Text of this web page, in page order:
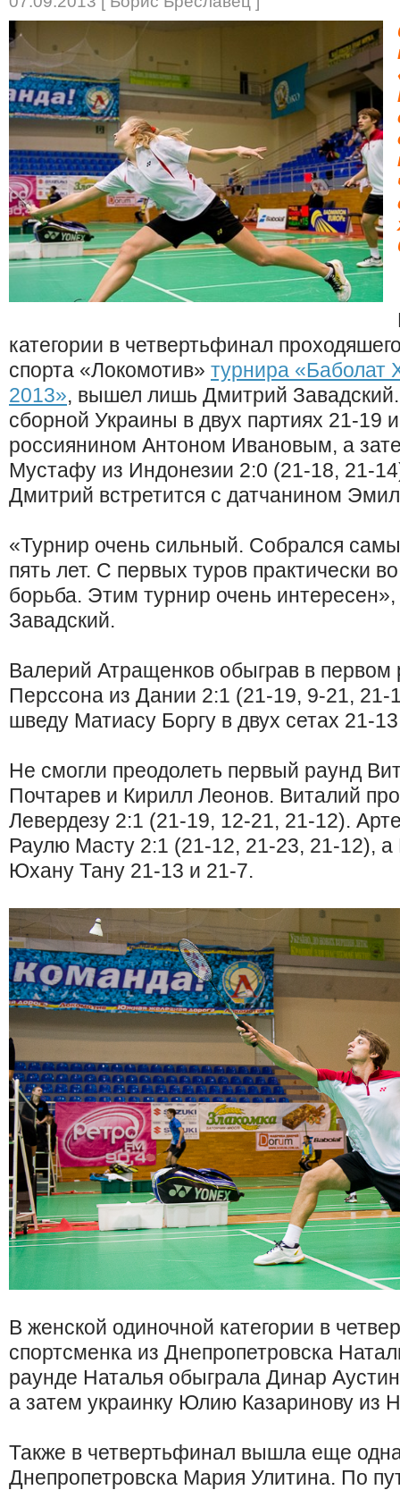
категории в четвертьфинал
спорта «Локомотив» турнира «Баболат
2013», вышел лишь Дмитрий
сборной Украины в двух партиях 21-19
россиянином Антоном Ивановым, а
Мустафу из Индонезии 2:0 (21-18, 21-
Дмитрий встретится с датчанином
«Турнир очень сильный. Собрался
пять лет. С первых туров практически
борьба. Этим турнир очень
Завадский.
Валерий Атращенков обыграв в
Перссона из Дании 2:1 (21-19, 9-21, 21-
шведу Матиасу Боргу в двух сетах 21-
Не смогли преодолеть первый раунд
Почтарев и Кирилл Леонов. Виталий
Левердезу 2:1 (21-19, 12-21, 21-12).
Раулю Масту 2:1 (21-12, 21-23, 21-12), а
Юхану Тану 21-13 и 21-7.
В женской одиночной категории в
спортсменка из Днепропетровска
раунде Наталья обыграла Динар
а затем украинку Юлию Казаринову из
Также в четвертьфинал вышла еще
Днепропетровска Мария Улитина. По